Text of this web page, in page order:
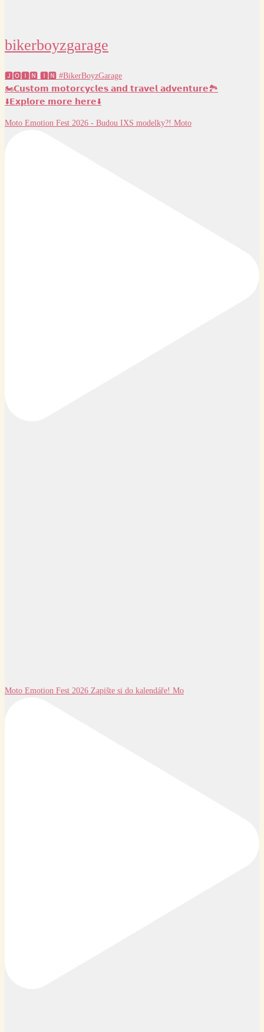
bikerboyzgarage
🅹🅾🅸🅽 🅸🅽 #BikerBoyzGarage
🏍️𝗖𝘂𝘀𝘁𝗼𝗺 𝗺𝗼𝘁𝗼𝗿𝗰𝘆𝗰𝗹𝗲𝘀 𝗮𝗻𝗱 𝘁𝗿𝗮𝘃𝗲𝗹 𝗮𝗱𝘃𝗲𝗻𝘁𝘂𝗿𝗲🏞️
⬇️𝗘𝘅𝗽𝗹𝗼𝗿𝗲 𝗺𝗼𝗿𝗲 𝗵𝗲𝗿𝗲⬇️
Moto Emotion Fest 2026 - Budou IXS modelky?! Moto
Moto Emotion Fest 2026 Zapište si do kalendáře! Mo